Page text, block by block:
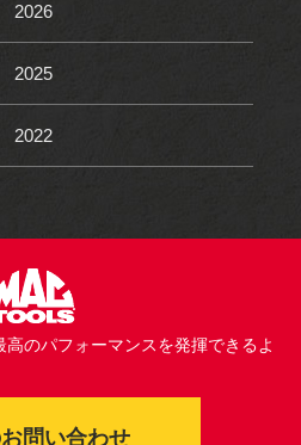
2026
2025
2022
のパフォーマンスを発揮できるよ
問い合わせ